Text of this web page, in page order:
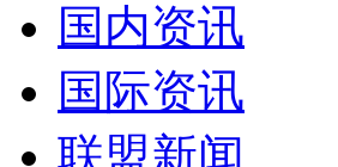
国内资讯
国际资讯
联盟新闻